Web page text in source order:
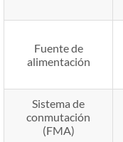
Fuente de
alimentación
Sistema de
conmutación
(FMA)